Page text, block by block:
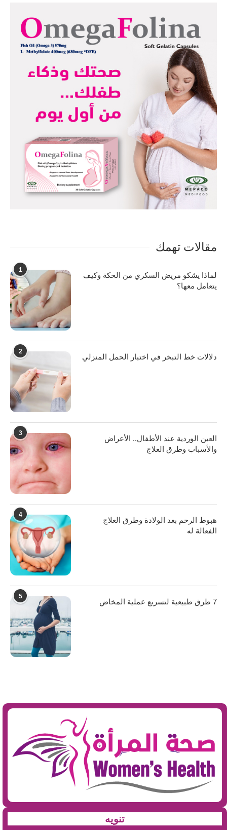
مقالات تهمك
1
لماذا يشكو مريض السكري من الحكة وكيف
يتعامل معها؟
2
دلالات خط التبخر في اختبار الحمل المنزلي
3
العين الوردية عند الأطفال.. الأعراض
والأسباب وطرق العلاج
4
هبوط الرحم بعد الولادة وطرق العلاج
الفعالة له
5
7 طرق طبيعية لتسريع عملية المخاض
تنويه